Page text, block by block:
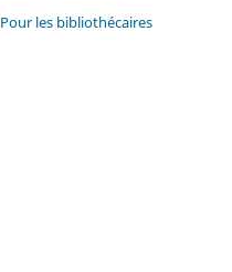
Pour les bibliothécaires